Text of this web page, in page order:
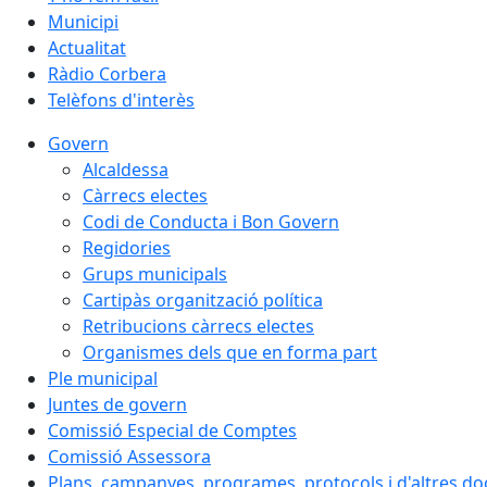
Municipi
Actualitat
Ràdio Corbera
Telèfons d'interès
Govern
Alcaldessa
Càrrecs electes
Codi de Conducta i Bon Govern
Regidories
Grups municipals
Cartipàs organització política
Retribucions càrrecs electes
Organismes dels que en forma part
Ple municipal
Juntes de govern
Comissió Especial de Comptes
Comissió Assessora